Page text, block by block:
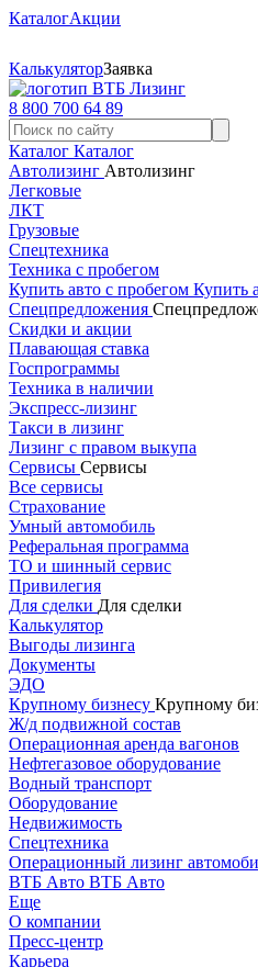
КаталогАкции
КалькуляторЗаявка
8 800 700 64 89
Каталог Каталог
Автолизинг Автолизинг
Легковые
ЛКТ
Грузовые
Спецтехника
Техника с пробегом
Купить авто с пробегом Купить
Спецпредложения
Скидки и акции
Плавающая ставка
Госпрограммы
Техника в наличии
Экспресс-лизинг
Такси в лизинг
Лизинг с правом выкупа
Сервисы Сервисы
Все сервисы
Страхование
Умный автомобиль
Реферальная программа
ТО и шинный сервис
Привилегия
Для сделки Для сделки
Калькулятор
Выгоды лизинга
Документы
ЭДО
Крупному бизнесу Крупному
Ж/д подвижной состав
Операционная аренда вагонов
Нефтегазовое оборудование
Водный транспорт
Оборудование
Недвижимость
Спецтехника
Операционный лизинг
ВТБ Авто ВТБ Авто
Еще
О компании
Пресс-центр
Карьера